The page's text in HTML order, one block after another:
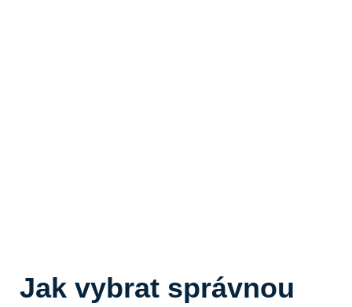
Jak vybrat správnou